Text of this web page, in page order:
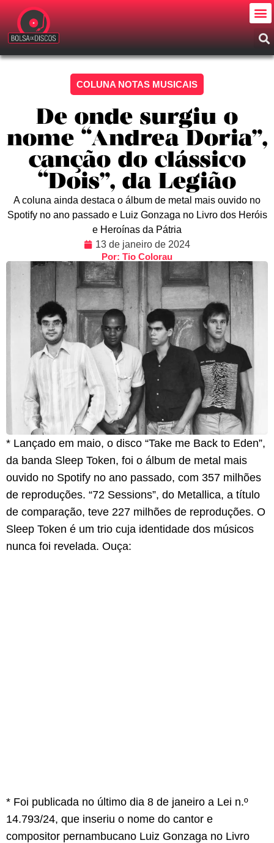
COLUNA NOTAS MUSICAIS
De onde surgiu o
nome “Andrea Doria”,
canção do clássico
“Dois”, da Legião
A coluna ainda destaca o álbum de metal mais ouvido no
Spotify no ano passado e Luiz Gonzaga no Livro dos Heróis
e Heroínas da Pátria
13 de janeiro de 2024
Por: Tio Colorau
* Lançado em maio, o disco “Take me Back to Eden”,
da banda Sleep Token, foi o álbum de metal mais
ouvido no Spotify no ano passado, com 357 milhões
de reproduções. “72 Sessions”, do Metallica, a título
de comparação, teve 227 milhões de reproduções. O
Sleep Token é um trio cuja identidade dos músicos
nunca foi revelada. Ouça:
* Foi publicada no último dia 8 de janeiro a Lei n.º
14.793/24, que inseriu o nome do cantor e
compositor pernambucano Luiz Gonzaga no Livro